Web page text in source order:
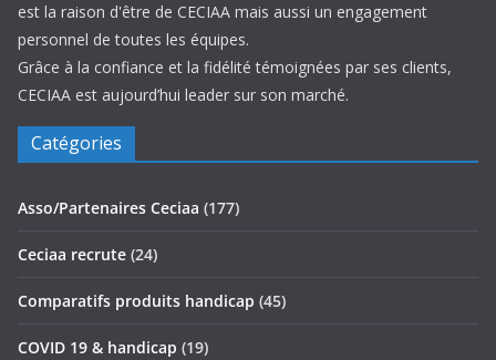
est la raison d'être de CECIAA mais aussi un engagement
personnel de toutes les équipes.
Grâce à la confiance et la fidélité témoignées par ses clients,
CECIAA est aujourd’hui leader sur son marché.
Catégories
Asso/Partenaires Ceciaa (177)
Ceciaa recrute (24)
Comparatifs produits handicap (45)
COVID 19 & handicap (19)